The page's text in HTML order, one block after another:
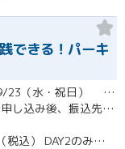
できる！パーキ
9/22（火・祝日)、9/23（水・祝日） 20：30～22：00開催
ZOOMにて開催。お申し込み後、振込先の案内メールをお送り致します。
DAY1のみ ¥4,980（税込） DAY2のみ ¥4,980（税込） 2日間セット ¥7,980（税込）